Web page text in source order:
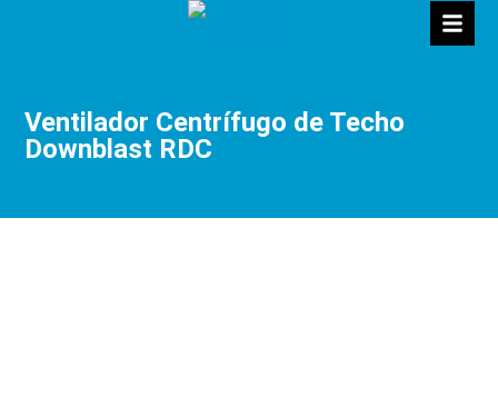
Ventilador Centrífugo de Techo
Downblast RDC